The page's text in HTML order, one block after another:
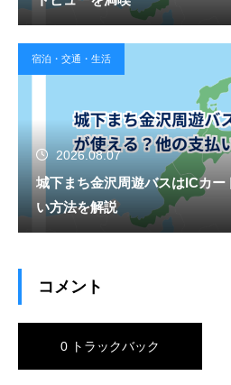
宿泊・交通・生活
2026.08.07
城下まち金沢周遊バスはICカ
い方法を解説
コメント
0 トラックバック